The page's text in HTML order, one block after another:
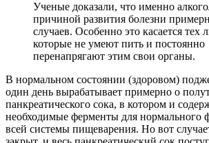
Ученые доказали, что именно
причиной развития болезни
случаев. Особенно это касается тех
которые не умеют пить и постоянно
перенапрягают этим свои органы.
В нормальном состоянии (здоровом)
один день вырабатывает примерно о
панкреатического сока, в котором и
необходимые ферменты для нормального
всей системы пищеварения. Но вот